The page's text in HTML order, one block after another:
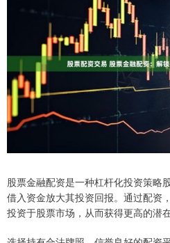
股票金融配资是一种杠杆化投资策略
借入资金放大其投资回报。通过配资
投资于股票市场，从而获得更高的潜在